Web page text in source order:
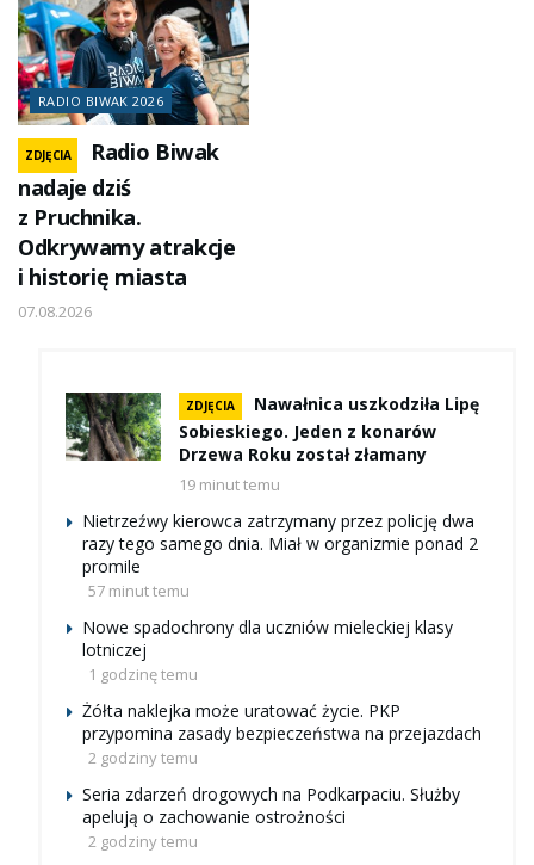
RADIO BIWAK 2026
ZDJĘCIA
Radio Biwak
nadaje dziś
z Pruchnika.
Odkrywamy atrakcje
i historię miasta
07.08.2026
ZDJĘCIA
Nawałnica uszkodziła Lipę
Sobieskiego. Jeden z konarów
Drzewa Roku został złamany
19 minut temu
Nietrzeźwy kierowca zatrzymany przez policję dwa
razy tego samego dnia. Miał w organizmie ponad 2
promile
57 minut temu
Nowe spadochrony dla uczniów mieleckiej klasy
lotniczej
1 godzinę temu
Żółta naklejka może uratować życie. PKP
przypomina zasady bezpieczeństwa na przejazdach
2 godziny temu
Seria zdarzeń drogowych na Podkarpaciu. Służby
apelują o zachowanie ostrożności
2 godziny temu